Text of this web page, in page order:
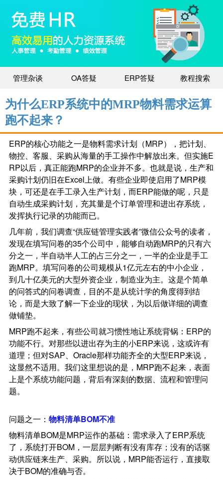
管理杂谈 OA答疑 ERP答疑 教程搜索
为什么ERP系统中的MRP物料需求运算
跑不起来？
ERP的核心功能之一是物料需求计划（MRP），把计划、
物控、客服、采购从海量的手工操作中解放出来。但实施E
RP以后，真正能跑MRP的企业并不多。也就是说，生产和
采购计划仍旧在Excel上做。有些企业即使启用了MRP模
块，可还是在手工录入生产计划，而ERP能做的呢，只是
自动生成采购计划，充其量是个订单管理和进出存系统，
发挥执行记录的功能而已。
几年前，我们调查“供应链管理实践者”微信公众号的读者，
发现在填写问卷的35个公司中，能够自动跑MRP的只有六
分之一，半自动半人工的占三分之一，一半的企业是手工
跑MRP。填写问卷的公司规模从1亿元左右的中小企业，
到几十亿美元的大型外资企业，制造业为主。这是个简单
的问答式的问卷调查，目的不是从统计学的角度得到结
论，而是大致了解一下企业的现状，为以后做详细的调查
做铺垫。
MRP跑不起来，有些公司就习惯性地让系统背锅：ERP的
功能不行。对那些以进出存为主的小ERP来说，这或许有
道理；但对SAP、Oracle那样功能齐全的大型ERP来说，
这显然不适用。我们这里想说的是，MRP跑不起来，表面
上是个系统功能问题，背后有深刻的数据、流程和管理问
题。
问题之一： 物料清单BOM不准
物料清单BOM是MRP运作的基础：需求录入了ERP系统
了，系统打开BOM，一层层判断有没有库存；没有的话驱
动供应链来生产、采购。所以说，MRP能否运行，直接取
决于BOM的准确与否。